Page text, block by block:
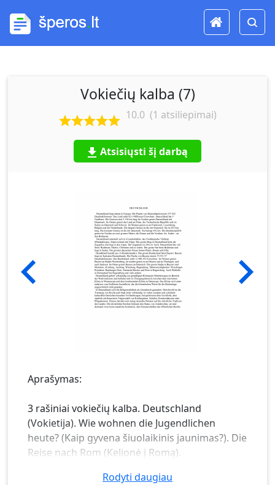
Vokiečių kalba (7)
10.0 (1 atsiliepimai)
Atsisiųsti šį darbą
Aprašymas:
3 rašiniai vokiečių kalba. Deutschland
(Vokietija). Wie wohnen die Jugendlichen
heute? (Kaip gyvena šiuolaikinis jaunimas?). Die
Reise nach Rom (Kelionė į Romą).
Rodyti daugiau